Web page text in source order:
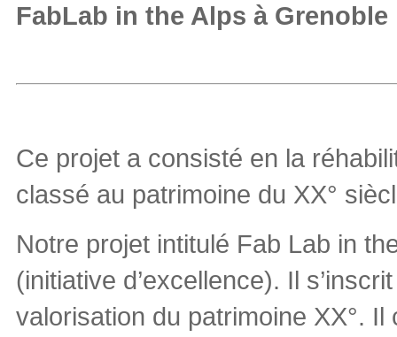
FabLab in the Alps à Grenoble
Ce projet a consisté en la
classé au patrimoine du XX°
Notre projet intitulé Fab Lab in
(initiative d’excellence). Il
valorisation du patrimoine XX°.